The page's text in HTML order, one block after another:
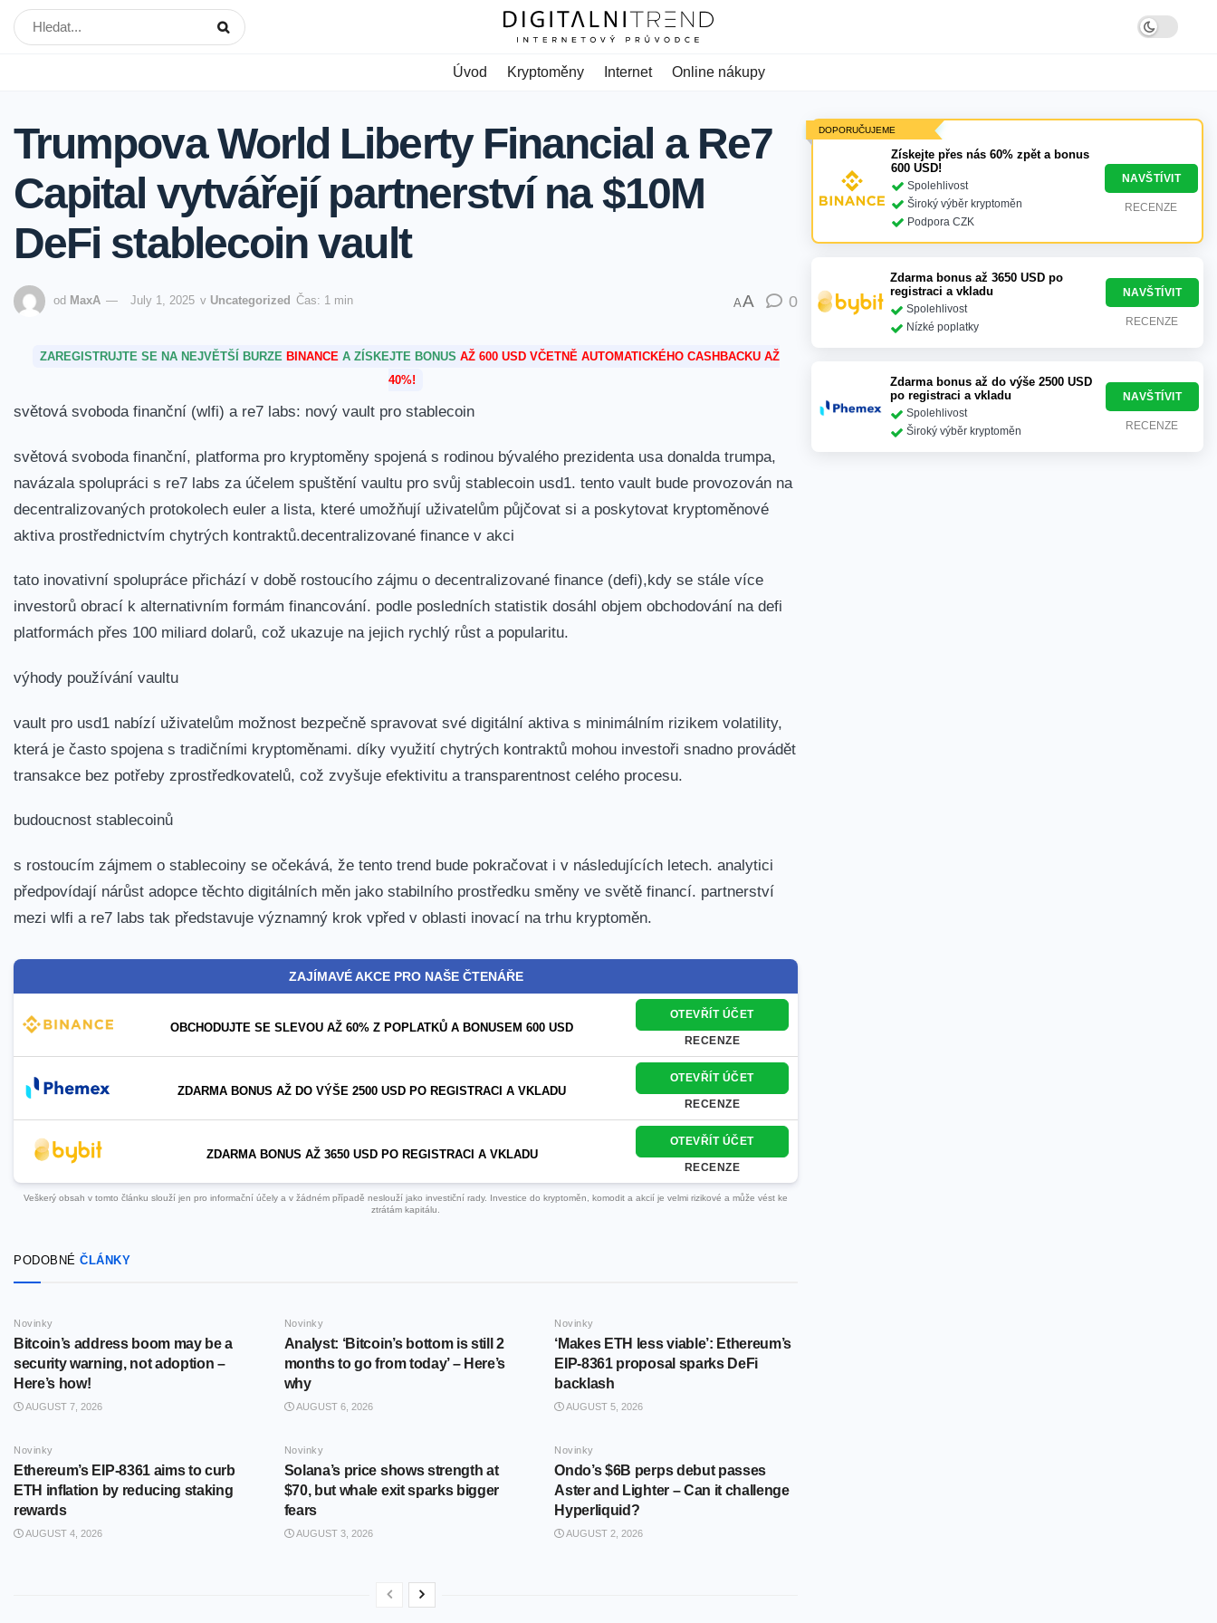
Úvod Kryptoměny Internet Online nákupy
Trumpova World Liberty Financial a Re7
Capital vytvářejí partnerství na $10M
DeFi stablecoin vault
od MaxA July 1, 2025 v Uncategorized Čas: 1 min AA 0
ZAREGISTRUJTE SE NA NEJVĚTŠÍ BURZE BINANCEA ZÍSKEJTE BONUS AŽ 600 USD VČETNĚ AUTOMATICKÉHO CASHBACKU AŽ
40%!
světová svoboda finanční (wlfi) a re7 labs: nový vault pro stablecoin
světová svoboda finanční, platforma pro kryptoměny spojená‌ s rodinou bývalého prezidenta usa donalda trumpa,
navázala spolupráci ​s re7 labs za účelem spuštění vaultu pro svůj‍ stablecoin usd1. tento vault ⁢bude provozován na
decentralizovaných protokolech euler a lista, které umožňují uživatelům půjčovat si a poskytovat kryptoměnové
aktiva prostřednictvím chytrých kontraktů.decentralizované finance v akci
tato inovativní spolupráce přichází v době rostoucího zájmu o ⁤decentralizované finance (defi),kdy se stále více
investorů obrací k alternativním formám financování. podle posledních statistik dosáhl objem obchodování na ⁤defi
platformách přes 100 miliard dolarů, což ukazuje na jejich rychlý ‍růst a ⁣popularitu.
výhody používání vaultu
vault pro usd1 ⁢nabízí uživatelům možnost⁢ bezpečně spravovat své digitální aktiva s minimálním rizikem volatility,
která je často spojena⁤ s tradičními kryptoměnami. díky využití chytrých kontraktů mohou ⁤investoři snadno‍ provádět
transakce bez potřeby zprostředkovatelů, což zvyšuje efektivitu⁢ a transparentnost celého procesu.
budoucnost stablecoinů
s rostoucím zájmem o stablecoiny se očekává, že tento trend bude pokračovat i v následujících letech. ⁤analytici​
předpovídají nárůst adopce⁤ těchto digitálních měn jako stabilního prostředku směny ve světě financí.‌ partnerství
mezi ⁣wlfi a ⁤re7 ⁣labs tak představuje významný krok vpřed v oblasti inovací na trhu kryptoměn.
ZAJÍMAVÉ AKCE PRO NAŠE ČTENÁŘE
OBCHODUJTE SE SLEVOU AŽ 60% Z POPLATKŮ A BONUSEM 600 USD
OTEVŘÍT ÚČET
RECENZE
ZDARMA BONUS AŽ DO VÝŠE 2500 USD PO REGISTRACI A VKLADU
OTEVŘÍT ÚČET
RECENZE
ZDARMA BONUS AŽ 3650 USD PO REGISTRACI A VKLADU
OTEVŘÍT ÚČET
RECENZE
Veškerý obsah v tomto článku slouží jen pro informační účely a v žádném případě neslouží jako investiční rady. Investice do kryptoměn, komodit a akcií je velmi rizikové a může vést ke
ztrátám kapitálu.
PODOBNÉ ČLÁNKY
Novinky
Bitcoin’s address boom may be a
security warning, not adoption –
Here’s how!
AUGUST 7, 2026
Novinky
Analyst: ‘Bitcoin’s bottom is still 2
months to go from today’ – Here’s
why
AUGUST 6, 2026
Novinky
‘Makes ETH less viable’: Ethereum’s
EIP-8361 proposal sparks DeFi
backlash
AUGUST 5, 2026
Novinky
Ethereum’s EIP-8361 aims to curb
ETH inflation by reducing staking
rewards
AUGUST 4, 2026
Novinky
Solana’s price shows strength at
$70, but whale exit sparks bigger
fears
AUGUST 3, 2026
Novinky
Ondo’s $6B perps debut passes
Aster and Lighter – Can it challenge
Hyperliquid?
AUGUST 2, 2026
DOPORUČUJEME
Získejte přes nás 60% zpět a bonus
600 USD!
Spolehlivost
Široký výběr kryptoměn
Podpora CZK
NAVŠTÍVIT
RECENZE
Zdarma bonus až 3650 USD po
registraci a vkladu
Spolehlivost
Nízké poplatky
NAVŠTÍVIT
RECENZE
Zdarma bonus až do výše 2500 USD
po registraci a vkladu
Spolehlivost
Široký výběr kryptoměn
NAVŠTÍVIT
RECENZE